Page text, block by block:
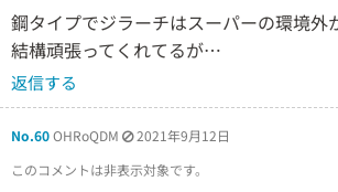
鋼タイプでジラーチはスーパーの環境外
結構頑張ってくれてるが…
返信する
No.60OHRoQDM 2021年9月12日
このコメントは非表示対象です。